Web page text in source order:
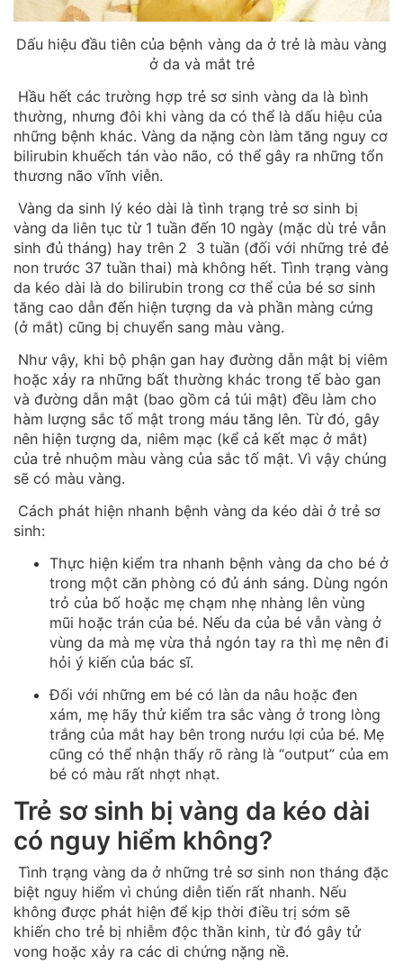
Dấu hiệu đầu tiên của bệnh vàng da ở trẻ là màu vàng
ở da và mắt trẻ
Hầu hết các trường hợp trẻ sơ sinh vàng da là bình
thường, nhưng đôi khi vàng da có thể là dấu hiệu của
những bệnh khác. Vàng da nặng còn làm tăng nguy cơ
bilirubin khuếch tán vào não, có thể gây ra những tổn
thương não vĩnh viễn.
Vàng da sinh lý kéo dài là tình trạng trẻ sơ sinh bị
vàng da liên tục từ 1 tuần đến 10 ngày (mặc dù trẻ vẫn
sinh đủ tháng) hay trên 2 3 tuần (đối với những trẻ đẻ
non trước 37 tuần thai) mà không hết. Tình trạng vàng
da kéo dài là do bilirubin trong cơ thể của bé sơ sinh
tăng cao dẫn đến hiện tượng da và phần màng cứng
(ở mắt) cũng bị chuyển sang màu vàng.
Như vậy, khi bộ phận gan hay đường dẫn mật bị viêm
hoặc xảy ra những bất thường khác trong tế bào gan
và đường dẫn mật (bao gồm cả túi mật) đều làm cho
hàm lượng sắc tố mật trong máu tăng lên. Từ đó, gây
nên hiện tượng da, niêm mạc (kể cả kết mạc ở mắt)
của trẻ nhuộm màu vàng của sắc tố mật. Vì vậy chúng
sẽ có màu vàng.
Cách phát hiện nhanh bệnh vàng da kéo dài ở trẻ sơ
sinh:
Thực hiện kiểm tra nhanh bệnh vàng da cho bé ở
trong một căn phòng có đủ ánh sáng. Dùng ngón
trỏ của bố hoặc mẹ chạm nhẹ nhàng lên vùng
mũi hoặc trán của bé. Nếu da của bé vẫn vàng ở
vùng da mà mẹ vừa thả ngón tay ra thì mẹ nên đi
hỏi ý kiến của bác sĩ.
Đối với những em bé có làn da nâu hoặc đen
xám, mẹ hãy thử kiểm tra sắc vàng ở trong lòng
trắng của mắt hay bên trong nướu lợi của bé. Mẹ
cũng có thể nhận thấy rõ ràng là “output” của em
bé có màu rất nhợt nhạt.
Trẻ sơ sinh bị vàng da kéo dài
có nguy hiểm không?
Tình trạng vàng da ở những trẻ sơ sinh non tháng đặc
biệt nguy hiểm vì chúng diễn tiến rất nhanh. Nếu
không được phát hiện để kịp thời điều trị sớm sẽ
khiến cho trẻ bị nhiễm độc thần kinh, từ đó gây tử
vong hoặc xảy ra các di chứng nặng nề.